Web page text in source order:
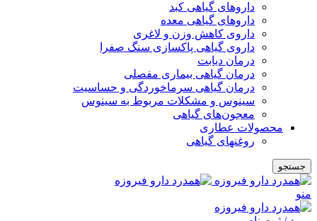
داروهای گیاهی کبد
داروهای گیاهی معده
داروی کاهش وزن و لاغری
داروی گیاهی پاکسازی سنگ صفرا
درمان دیابت
درمان گیاهی بیماری مفصلی
درمان گیاهی سرماخوردگی و حساسیت
سینوس و مشکلات مربوط به سینوس
معجون‌های گیاهی
محصولات عطاری
روغنهای گیاهی
جستجو
منو